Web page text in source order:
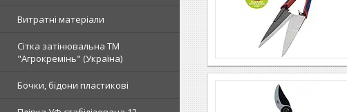
Витратні матеріали
Сітка затінювальна ТМ
"Агрокремінь" (Україна)
Бочки, бідони пластикові